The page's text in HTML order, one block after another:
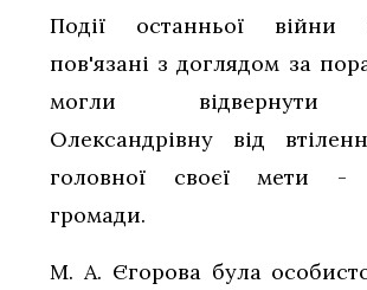
Події останньої війни
пов'язані з доглядом за
могли відвернути
Олександрівну від
головної своєї мети -
громади.
М. А. Єгорова була